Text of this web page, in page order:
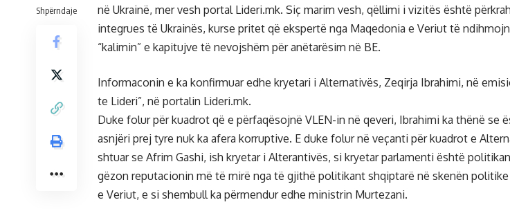
Shpërndaje
në Ukrainë, mer vesh portal Lideri.mk. Siç marim vesh, qëllimi i vizitës është
integrues të Ukrainës, kurse pritet që ekspertë nga Maqedonia e Veriut të
“kalimin” e kapitujve të nevojshëm për anëtarësim në BE.
Informaconin e ka konfirmuar edhe kryetari i Alternativës, Zeqirja Ibrahimi, në
te Lideri”, në portalin Lideri.mk.
Duke folur për kuadrot që e përfaqësojnë VLEN-in në qeveri, Ibrahimi ka thënë se
asnjëri prej tyre nuk ka afera korruptive. E duke folur në veçanti për kuadrot e
shtuar se Afrim Gashi, ish kryetar i Alterantivës, si kryetar parlamenti është
gëzon reputacionin më të mirë nga të gjithë politikant shqiptarë në skenën
e Veriut, e si shembull ka përmendur edhe ministrin Murtezani.